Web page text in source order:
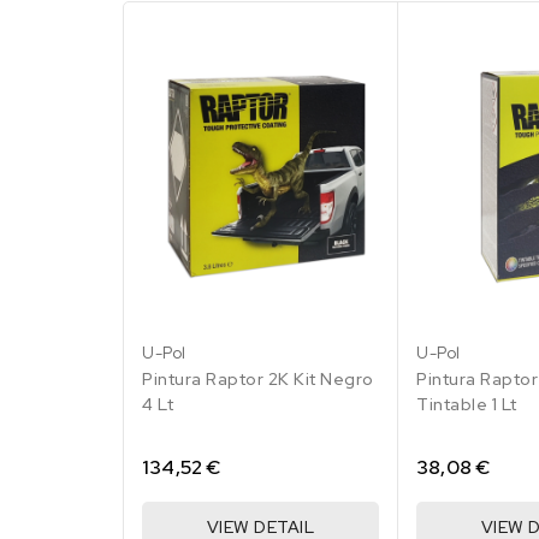
158.47 €
RAL 1015 Marfil
claro
158.47 €
168 en stock
RAL 1019 Beige
U-Pol
Pintura Raptor 2K Kit Negro
4 Lt
134,52 €
VIEW DETAIL
U-Pol
Pintura
Tintable 1 Lt
38,08 €
VIEW